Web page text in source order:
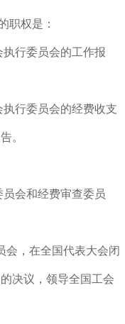
职权是：
行委员会的工作报
行委员会的经费收支
。
会和经费审查委员
，在全国代表大会闭
决议，领导全国工会